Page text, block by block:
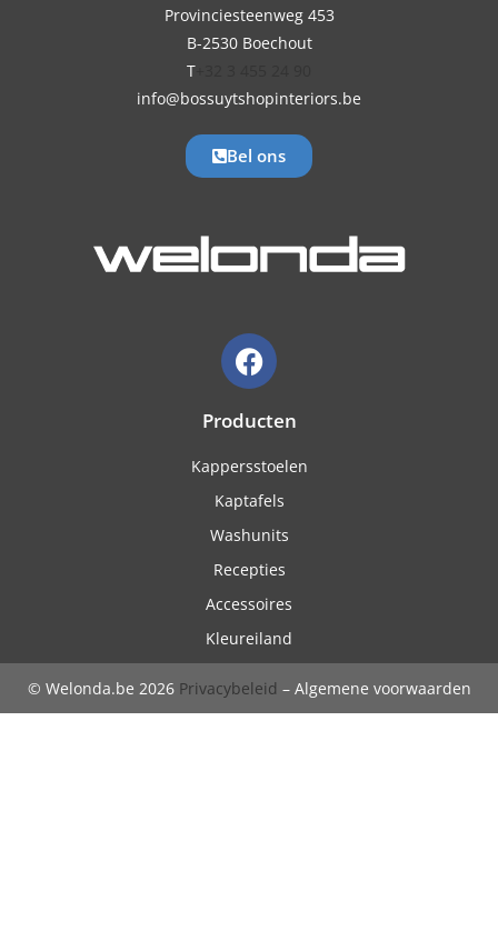
Provinciesteenweg 453
B-2530 Boechout
T
info@bossuytshopinteriors.be
Bel ons
Producten
Kappersstoelen
Kaptafels
Washunits
Recepties
Accessoires
Kleureiland
© Welonda.be 2026 Privacybeleid – Algemene voorwaarden